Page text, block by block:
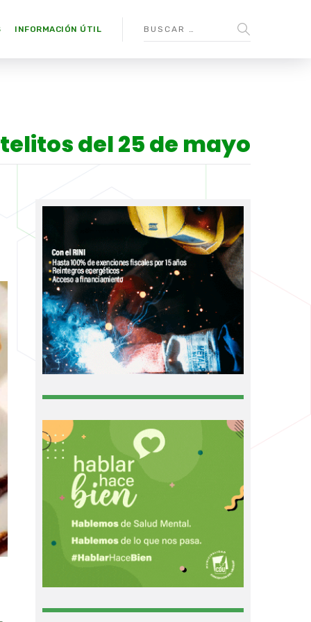
INFORMACIÓN ÚTIL
del 25 de mayo